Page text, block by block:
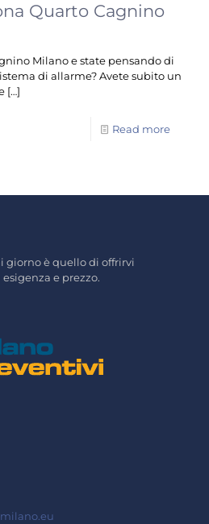
Quarto Cagnino
Milano e state pensando di
di allarme? Avete subito un
[…]
Read more
giorno è quello di offrirvi
e prezzo.